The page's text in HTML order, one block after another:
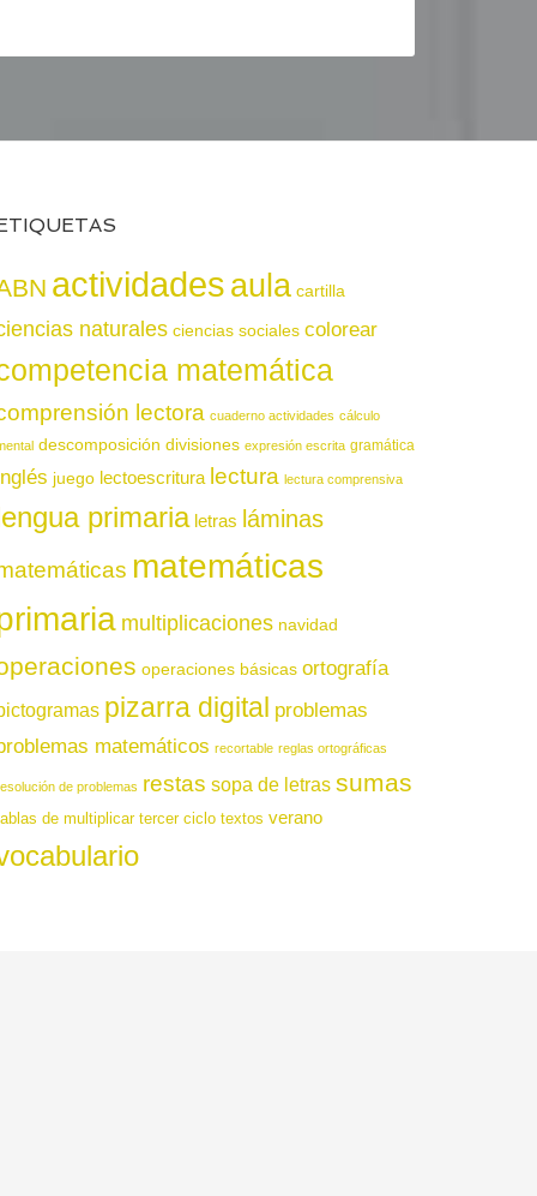
actividadesaula cartilla
naturales ciencias sociales colorear
matemática
lectora cuaderno actividades cálculo
descomposición divisiones expresión escrita gramática
juego lectoescritura lectura lectura comprensiva
primaria letras láminas
matemáticas
multiplicaciones navidad
operaciones básicas ortografía
pizarra digital problemas
matemáticos recortable reglas ortográficas
de problemas restas sopa de letras sumas
de multiplicar tercer ciclo textos verano